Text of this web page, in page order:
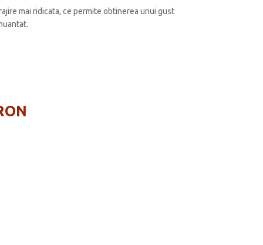
mai ridicata, ce permite obtinerea unui gust